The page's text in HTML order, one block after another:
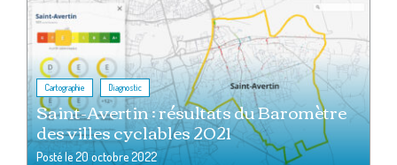
Cartographie , Diagnostic
Saint-Avertin : résultats du Baromètre
des villes cyclables 2021
Posté le20 octobre 2022